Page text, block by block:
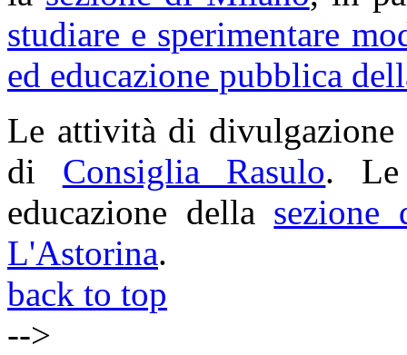
studiare e sperimentare
ed educazione pubblica
Le attività di
di Consiglia Rasulo. Le
educazione della sezione
L'Astorina.
back to top
-->